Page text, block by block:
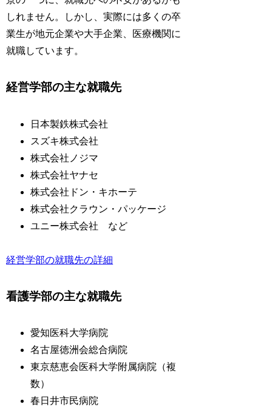
しれません。しかし、実際には多くの卒
業生が地元企業や大手企業、医療機関に
就職しています。
経営学部の主な就職先
日本製鉄株式会社
スズキ株式会社
株式会社ノジマ
株式会社ヤナセ
株式会社ドン・キホーテ
株式会社クラウン・パッケージ
ユニー株式会社 など
経営学部の就職先の詳細
看護学部の主な就職先
愛知医科大学病院
名古屋徳洲会総合病院
東京慈恵会医科大学附属病院（複
数）
春日井市民病院